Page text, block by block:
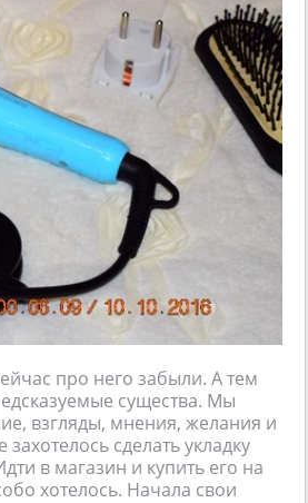
про него забыли. А тем
существа. Мы
взгляды, мнения, желания и
сделать укладку
в магазин и купить его на
хотелось. Начала свои